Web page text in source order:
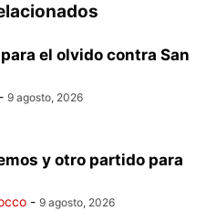
el olvido contra San
- 9 agosto, 2026
y otro partido para
- 9 agosto, 2026